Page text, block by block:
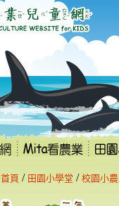
首頁 / 田園小學堂 / 校園小